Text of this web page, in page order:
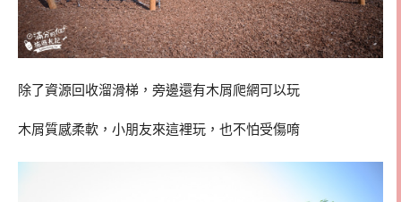
除了資源回收溜滑梯，旁邊還有木屑爬網可以玩
木屑質感柔軟，小朋友來這裡玩，也不怕受傷唷